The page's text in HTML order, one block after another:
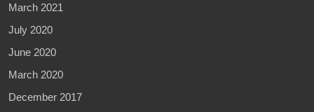
March 2021
July 2020
June 2020
March 2020
December 2017